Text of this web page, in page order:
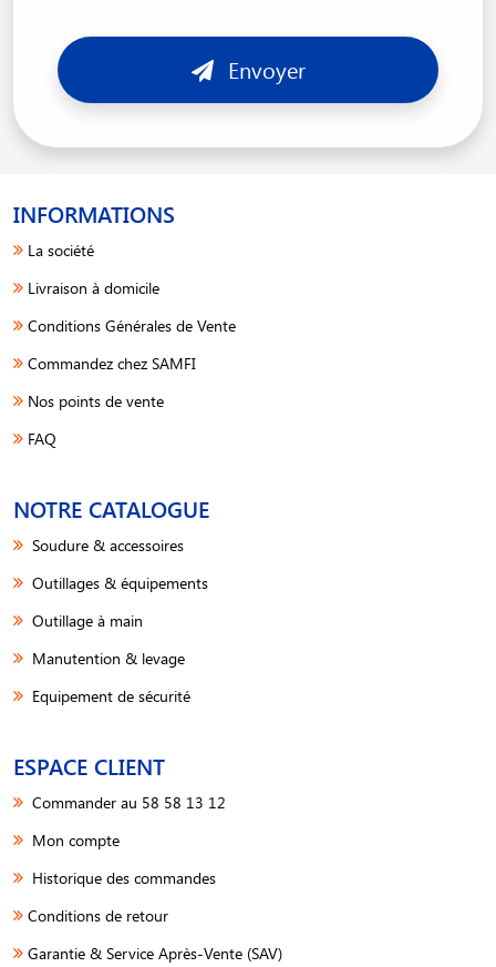
Envoyer
INFORMATIONS
La société
Livraison à domicile
Conditions Générales de Vente
Commandez chez SAMFI
Nos points de vente
FAQ
NOTRE CATALOGUE
Soudure & accessoires
Outillages & équipements
Outillage à main
Manutention & levage
Equipement de sécurité
ESPACE CLIENT
Commander au 58 58 13 12
Mon compte
Historique des commandes
Conditions de retour
Garantie & Service Après-Vente (SAV)